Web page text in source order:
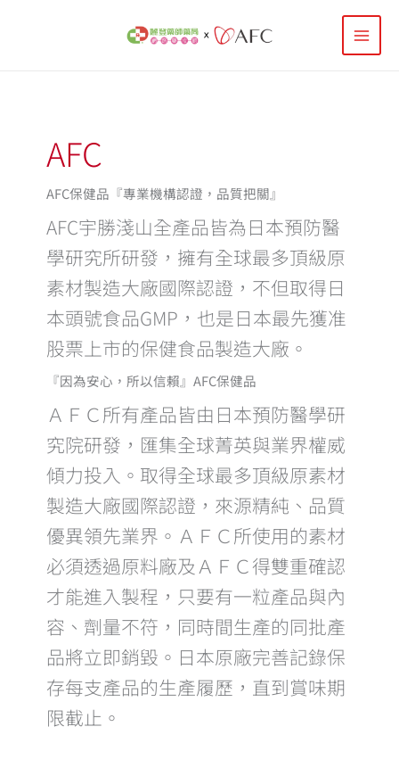
AFC
AFC保健品『專業機構認證，品質把關』
AFC宇勝淺山全產品皆為日本預防醫
學研究所研發，擁有全球最多頂級原
素材製造大廠國際認證，不但取得日
本頭號食品GMP，也是日本最先獲准
股票上市的保健食品製造大廠。
『因為安心，所以信賴』AFC保健品
ＡＦＣ所有產品皆由日本預防醫學研
究院研發，匯集全球菁英與業界權威
傾力投入。取得全球最多頂級原素材
製造大廠國際認證，來源精純、品質
優異領先業界。ＡＦＣ所使用的素材
必須透過原料廠及ＡＦＣ得雙重確認
才能進入製程，只要有一粒產品與內
容、劑量不符，同時間生產的同批產
品將立即銷毀。日本原廠完善記錄保
存每支產品的生產履歷，直到賞味期
限截止。